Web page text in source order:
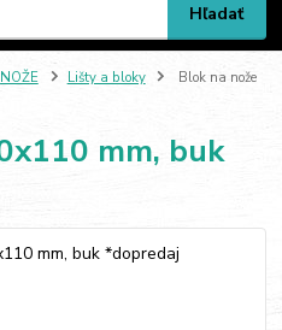
Hľadať
NOŽE Lišty a bloky
Blok na nože
mm, buk